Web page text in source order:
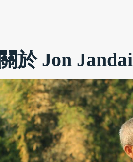
關於 Jon Jandai